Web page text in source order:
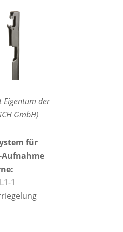
Eigentum der
GmbH)
für
1